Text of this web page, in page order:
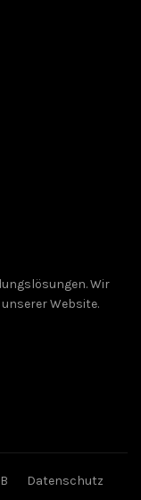
Wir
Website.
Datenschutz